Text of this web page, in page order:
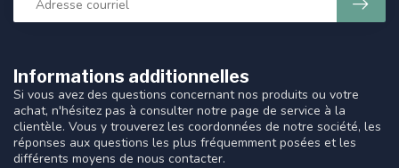
Informations additionnelles
Si vous avez des questions concernant nos produits ou votre
achat, n'hésitez pas à consulter notre page de service à la
clientèle. Vous y trouverez les coordonnées de notre société, les
réponses aux questions les plus fréquemment posées et les
différents moyens de nous contacter.